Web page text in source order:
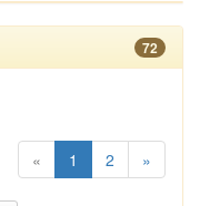
72
« 1 2 »